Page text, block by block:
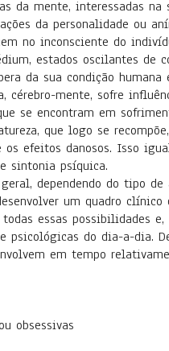
da mente, interessadas na
personalidade ou
no inconsciente do
oscilantes de
da sua condição humana
mente, sofre
se encontram em
logo se recompõe,
os efeitos danosos. Isso
sintonia psíquica.
do tipo de
um quadro
essas possibilidades
do dia-a-dia.
em tempo
obsessivas